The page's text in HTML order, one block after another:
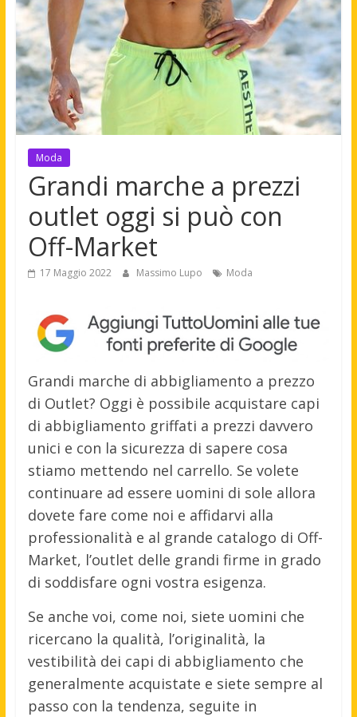
Moda
Grandi marche a prezzi
outlet oggi si può con
Off-Market
17 Maggio 2022 Massimo Lupo Moda
Grandi marche di abbigliamento a prezzo
di Outlet? Oggi è possibile acquistare capi
di abbigliamento griffati a prezzi davvero
unici e con la sicurezza di sapere cosa
stiamo mettendo nel carrello. Se volete
continuare ad essere uomini di sole allora
dovete fare come noi e affidarvi alla
professionalità e al grande catalogo di Off-
Market, l’outlet delle grandi firme in grado
di soddisfare ogni vostra esigenza.
Se anche voi, come noi, siete uomini che
ricercano la qualità, l’originalità, la
vestibilità dei capi di abbigliamento che
generalmente acquistate e siete sempre al
passo con la tendenza, seguite in